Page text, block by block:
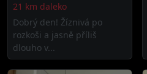
21 km daleko
Dobrý den! Žíznivá po
rozkoši a jasně příliš
dlouho v...